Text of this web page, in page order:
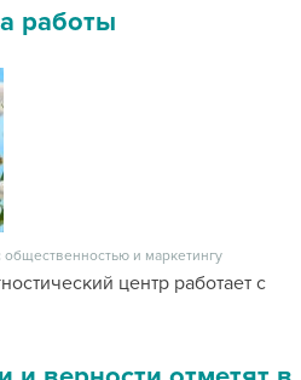
работы
и маркетингу
центр работает с